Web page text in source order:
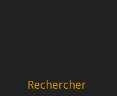
Rechercher